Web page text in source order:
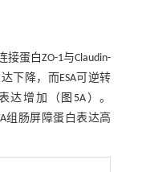
蛋白ZO-1与Claudin-
下降，而ESA可逆转
达增加（ 图5A）。
组肠屏障蛋白表达高